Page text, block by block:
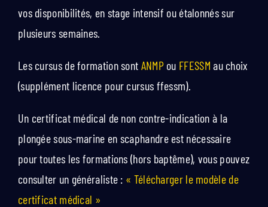
vos disponibilités, en stage intensif ou étalonnés sur
plusieurs semaines.
Les cursus de formation sont ANMPou FFESSM au choix
(supplément licence pour cursus ffessm).
Un certificat médical de non contre-indication à la
plongée sous-marine en scaphandre est nécessaire
pour toutes les formations (hors baptême), vous pouvez
consulter un généraliste : « Télécharger le modèle de
certificat médical »